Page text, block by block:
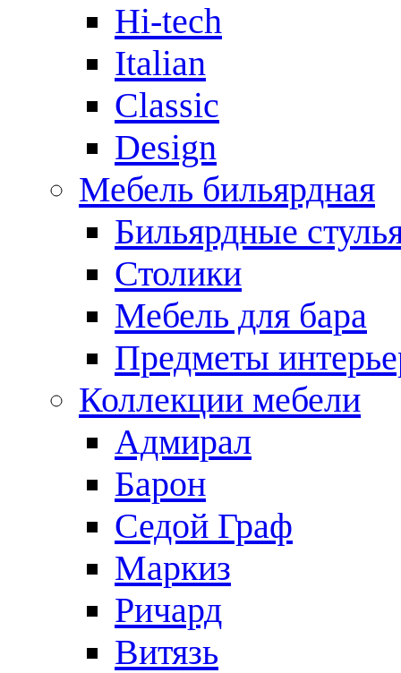
Hi-tech
Italian
Сlassic
Design
Мебель бильярдная
Бильярдные
Столики
Мебель для бара
Предметы
Коллекции мебели
Адмирал
Барон
Седой Граф
Маркиз
Ричард
Витязь